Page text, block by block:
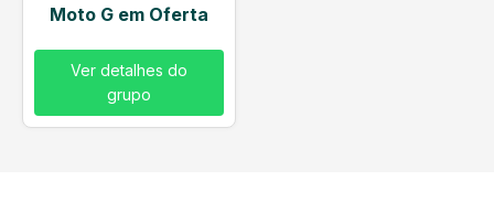
Moto G em Oferta
Ver detalhes do
grupo